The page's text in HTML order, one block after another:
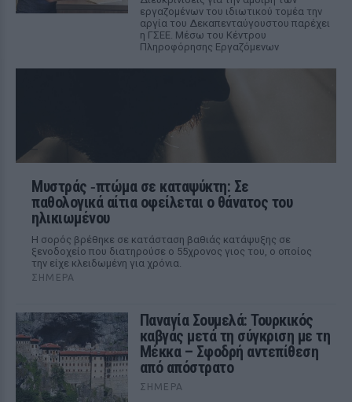
εργαζομένων του ιδιωτικού τομέα την
αργία του Δεκαπενταύγουστου παρέχει
η ΓΣΕΕ. Μέσω του Κέντρου
Πληροφόρησης Εργαζόμενων
Μυστράς ‑πτώμα σε καταψύκτη: Σε
παθολογικά αίτια οφείλεται ο θάνατος του
ηλικιωμένου
Η σορός βρέθηκε σε κατάσταση βαθιάς κατάψυξης σε
ξενοδοχείο που διατηρούσε ο 55χρονος γιος του, ο οποίος
την είχε κλειδωμένη για χρόνια.
ΣΉΜΕΡΑ
Παναγία Σουμελά: Τουρκικός
καβγάς μετά τη σύγκριση με τη
Μέκκα – Σφοδρή αντεπίθεση
από απόστρατο
ΣΉΜΕΡΑ